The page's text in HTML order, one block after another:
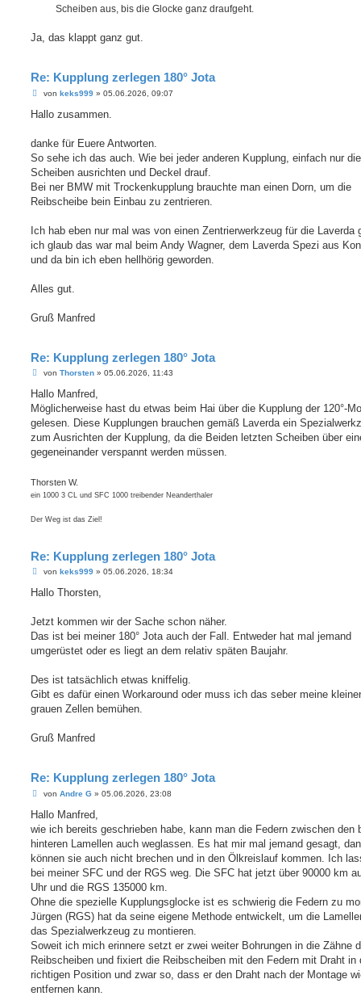
Scheiben aus, bis die Glocke ganz draufgeht.
Ja, das klappt ganz gut.
Re: Kupplung zerlegen 180° Jota
B
i
a
von keks999» 05.06.2026, 09:07
Hallo zusammen.
danke für Euere Antworten.
So sehe ich das auch. Wie bei jeder anderen Kupplung, einfach nur die
Scheiben ausrichten und Deckel drauf.
Bei ner BMW mit Trockenkupplung brauchte man einen Dorn, um die
Reibscheibe bein Einbau zu zentrieren.
Ich hab eben nur mal was von einen Zentrierwerkzeug für die Laverda
ich glaub das war mal beim Andy Wagner, dem Laverda Spezi aus
und da bin ich eben hellhörig geworden.
Alles gut.
Gruß Manfred
Re: Kupplung zerlegen 180° Jota
B
i
r
a
von Thorsten» 05.06.2026, 11:43
Hallo Manfred,
Möglicherweise hast du etwas beim Hai über die Kupplung der 120°-
gelesen. Diese Kupplungen brauchen gemäß Laverda ein
zum Ausrichten der Kupplung, da die Beiden letzten Scheiben über
gegeneinander verspannt werden müssen.
Thorsten W.
ein 1000 3 CL und SFC 1000 treibender Neanderthaler
Der Weg ist das Ziel!
Re: Kupplung zerlegen 180° Jota
B
i
a
von keks999» 05.06.2026, 18:34
Hallo Thorsten,
Jetzt kommen wir der Sache schon näher.
Das ist bei meiner 180° Jota auch der Fall. Entweder hat mal jemand
umgerüstet oder es liegt an dem relativ späten Baujahr.
Des ist tatsächlich etwas kniffelig.
Gibt es dafür einen Workaround oder muss ich das seber meine
grauen Zellen bemühen.
Gruß Manfred
Re: Kupplung zerlegen 180° Jota
B
i
r
a
von Andre G» 05.06.2026, 23:08
Hallo Manfred,
wie ich bereits geschrieben habe, kann man die Federn zwischen den
hinteren Lamellen auch weglassen. Es hat mir mal jemand gesagt,
können sie auch nicht brechen und in den Ölkreislauf kommen. Ich
bei meiner SFC und der RGS weg. Die SFC hat jetzt über 90000 km
Uhr und die RGS 135000 km.
Ohne die spezielle Kupplungsglocke ist es schwierig die Federn zu
Jürgen (RGS) hat da seine eigene Methode entwickelt, um die
das Spezialwerkzeug zu montieren.
Soweit ich mich erinnere setzt er zwei weiter Bohrungen in die Zähne
Reibscheiben und fixiert die Reibscheiben mit den Federn mit Draht in
richtigen Position und zwar so, dass er den Draht nach der Montage
entfernen kann.